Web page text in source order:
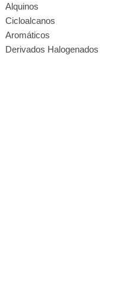
Alquinos
Cicloalcanos
Aromáticos
Derivados Halogenados